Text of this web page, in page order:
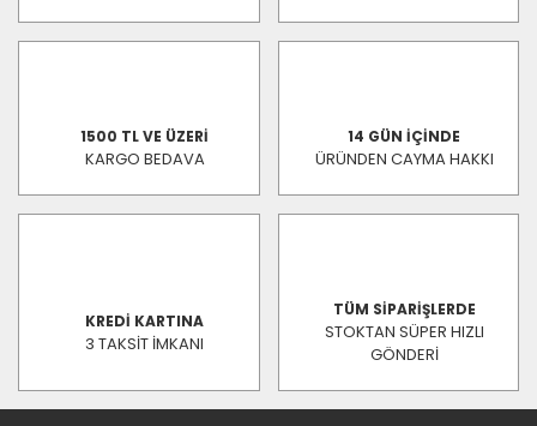
1500 TL VE ÜZERİ
KARGO BEDAVA
14 GÜN İÇİNDE
ÜRÜNDEN CAYMA HAKKI
KREDİ KARTINA
3 TAKSİT İMKANI
TÜM SİPARİŞLERDE
STOKTAN SÜPER HIZLI
GÖNDERİ